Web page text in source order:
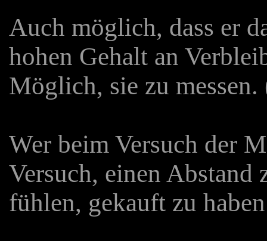
Auch möglich, dass er
hohen Gehalt an
Möglich, sie zu messen.
Wer beim Versuch der
Versuch, einen Abstand
fühlen, gekauft zu